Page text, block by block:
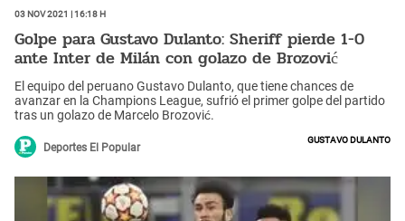
03 Nov 2021 | 16:18 h
Golpe para Gustavo Dulanto: Sheriff pierde 1-0
ante Inter de Milán con golazo de Brozović
El equipo del peruano Gustavo Dulanto, que tiene chances de
avanzar en la Champions League, sufrió el primer golpe del partido
tras un golazo de Marcelo Brozović.
Deportes El Popular
Gustavo Dulanto